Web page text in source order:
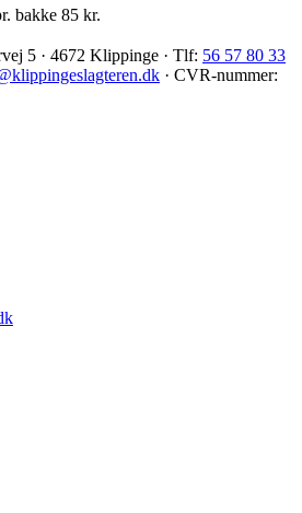
bakke 85 kr.
5 · 4672 Klippinge · Tlf: 56 57 80 33
· CVR-nummer: